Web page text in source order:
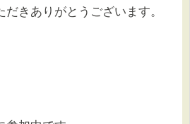
きありがとうございます。